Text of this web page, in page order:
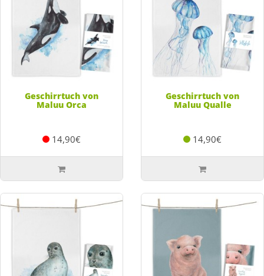
Geschirrtuch von
Maluu Orca
14,90€
Geschirrtuch von
Maluu Qualle
14,90€